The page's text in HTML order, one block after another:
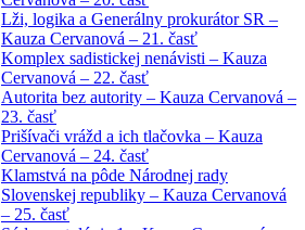
Lži, logika a Generálny prokurátor SR –
Kauza Cervanová – 21. časť
Komplex sadistickej nenávisti – Kauza
Cervanová – 22. časť
Autorita bez autority – Kauza Cervanová –
23. časť
Prišívači vrážd a ich tlačovka – Kauza
Cervanová – 24. časť
Klamstvá na pôde Národnej rady
Slovenskej republiky – Kauza Cervanová
– 25. časť